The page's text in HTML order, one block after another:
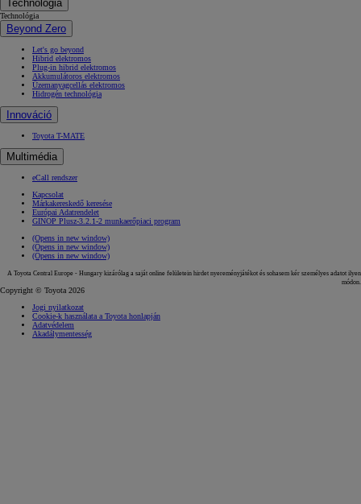
Technológia
Technológia
Beyond Zero
Let's go beyond
Hibrid elektromos
Plug-in hibrid elektromos
Akkumulátoros elektromos
Üzemanyagcellás elektromos
Hidrogén technológia
Innováció
Toyota T-MATE
Multimédia
eCall rendszer
Kapcsolat
Márkakereskedő keresése
Európai Adatrendelet
GINOP Plusz-3.2.1-2 munkaerőpiaci program
(Opens in new window)
(Opens in new window)
(Opens in new window)
A Toyota Central Europe - Hungary kizárólag a saját online felületein hirdet nyereményjátékot és sohasem kér személyes adatot ilyen
módon.
Copyright © Toyota 2026
Jogi nyilatkozat
Cookie-k használata a Toyota honlapján
Adatvédelem
Akadálymentesség